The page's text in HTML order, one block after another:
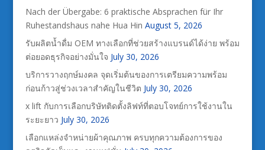
Nach der Übergabe: 6 praktische Absprachen für Ihr
Ruhestandshaus nahe Hua Hin August 5, 2026
รับผลิตน้ำดื่ม OEM ทางเลือกที่ช่วยสร้างแบรนด์ได้ง่าย พร้อม
ต่อยอดธุรกิจอย่างมั่นใจ July 30, 2026
บริการวางฤกษ์มงคล จุดเริ่มต้นของการเตรียมความพร้อม
ก่อนก้าวสู่ช่วงเวลาสำคัญในชีวิต July 30, 2026
x lift กับการเลือกบริษัทติดตั้งลิฟท์ที่ตอบโจทย์การใช้งานใน
ระยะยาว July 30, 2026
เลือกแหล่งจำหน่ายผ้าคุณภาพ ครบทุกความต้องการของ